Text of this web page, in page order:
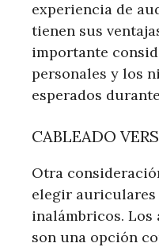
experiencia de
tienen sus
importante
personales y los
esperados
CABLEADO
Otra
elegir auriculares
inalámbricos.
son una opción